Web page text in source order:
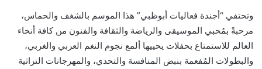
وتحتفي “أجندة فعاليات أبوظبي” هذا الموسم بالشغف والحماس،
مرحبةً بمُحبي الموسيقى والرياضة والثقافة والفنون من كافة أنحاء
العالم للاستمتاع بحفلات يحييها ألمع نجوم النغم العربي والغربي،
والبطولات المُفعمة بنبض المنافسة والتحدي، والمهرجانات التراثية